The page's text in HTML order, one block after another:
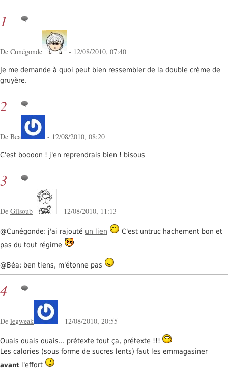
1
De Cunégonde - 12/08/2010, 07:40
Je me demande à quoi peut bien ressembler de la double crème de
gruyère.
2
De Bea - 12/08/2010, 08:20
C'est boooon ! j'en reprendrais bien ! bisous
3
De Gilsoub - 12/08/2010, 11:13
@Cunégonde: j'ai rajouté un lien
C'est untruc hachement bon et
pas du tout régime
@Béa: ben tiens, m'étonne pas
4
De legweak - 12/08/2010, 20:55
Ouais ouais ouais... prétexte tout ça, prétexte !!!
Les calories (sous forme de sucres lents) faut les emmagasiner
avant l'effort